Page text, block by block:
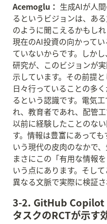
Acemoglu： 生成AIが人
るというビジョンは、あ
のように聞こえるかもし
現在のAI投資の向かって
ていないからです。しか
研究が、このビジョンが
示しています。その前提
日々行っていることの多
るという認識です。電気
れ、教育者であれ、配管
以前に経験したことのな
す。情報は豊富にあって
いう現代の皮肉のなかで
まさにこの「有用な情報
いう点にあります。そし
異なる文脈で実際に検証さ
3-2. GitHub Copilot
タスクのRCTが示す